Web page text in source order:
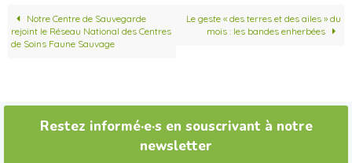
o
o
k
e
r
Notre Centre de Sauvegarde
rejoint le Réseau National des Centres
de Soins Faune Sauvage
Le geste « des terres et des ailes » du
mois : les bandes enherbées
Restez informé·e·s en souscrivant à notre
newsletter